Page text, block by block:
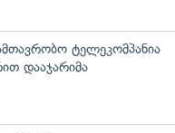
ტელეკომპანია
დააჯარიმა